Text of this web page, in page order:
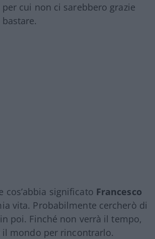
cui non ci sarebbero grazie
cos’abbia significato Francesco
vita. Probabilmente cercherò di
poi. Finché non verrà il tempo,
mondo per rincontrarlo.